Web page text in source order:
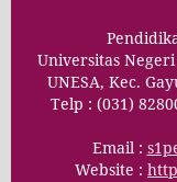
Universitas
UNESA, Kec.
Telp : (031)
Email :
Website :